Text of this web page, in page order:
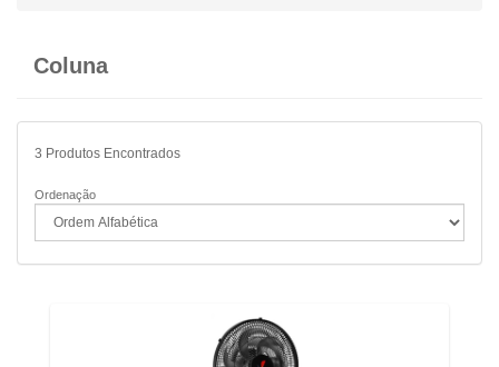
Coluna
3 Produtos Encontrados
Ordenação